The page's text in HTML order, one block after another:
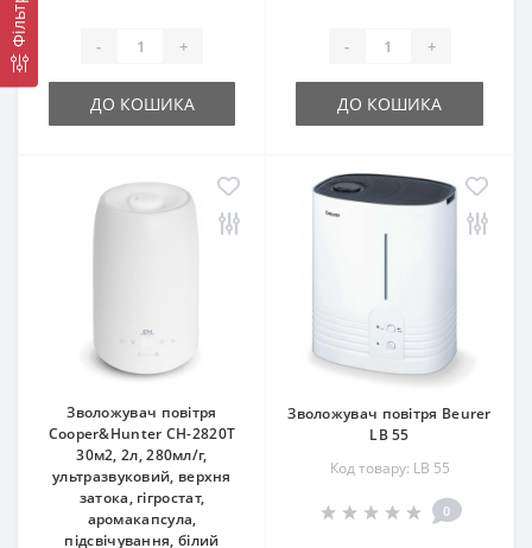
Фільтр - +
ДО КОШИКА
- +
ДО КОШИКА
Зволожувач повітря
Cooper&Hunter CH-2820T
30м2, 2л, 280мл/г,
ультразвуковий, верхня
затока, гігростат,
аромакапсула,
підсвічування, білий
Зволожувач повітря Beurer
LB 55
Код товару: LB 55
0